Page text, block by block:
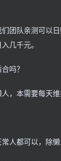
团队亲测可以
几千元。
吗？
，本需要每天维
人都可以，除懒